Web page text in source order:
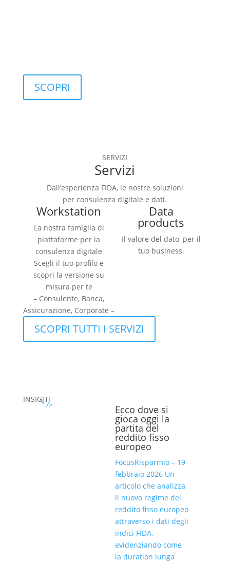
SCOPRI
SERVIZI
Servizi
Dall’esperienza FIDA, le nostre soluzioni
per consulenza digitale e dati.
Workstation
La nostra famiglia di
piattaforme per la
consulenza digitale
Scegli il tuo profilo e
scopri la versione su
misura per te
– Consulente, Banca,
Assicurazione, Corporate –
Data
products
Il valore del dato, per il
tuo business.
SCOPRI TUTTI I SERVIZI
INSIGHT
” /> Ecco dove si
gioca oggi la
partita del
reddito fisso
europeo
FocusRisparmio – 19
febbraio 2026 Un
articolo che analizza
il nuovo regime del
reddito fisso europeo
attraverso i dati degli
indici FIDA,
evidenziando come
la duration lunga